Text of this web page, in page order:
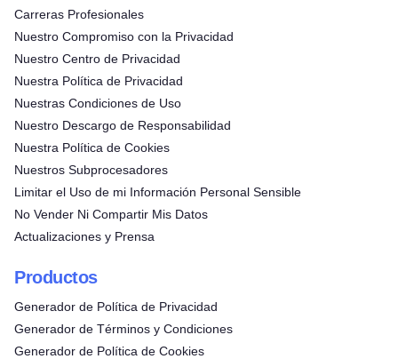
Carreras Profesionales
Nuestro Compromiso con la Privacidad
Nuestro Centro de Privacidad
Nuestra Política de Privacidad
Nuestras Condiciones de Uso
Nuestro Descargo de Responsabilidad
Nuestra Política de Cookies
Nuestros Subprocesadores
Limitar el Uso de mi Información Personal Sensible
No Vender Ni Compartir Mis Datos
Actualizaciones y Prensa
Productos
Generador de Política de Privacidad
Generador de Términos y Condiciones
Generador de Política de Cookies